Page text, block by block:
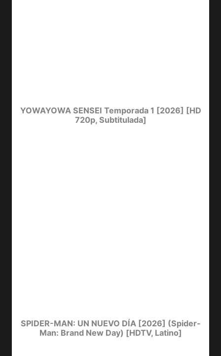
YOWAYOWA SENSEI Temporada 1 [2026] [HD
720p, Subtitulada]
SPIDER-MAN: UN NUEVO DÍA [2026] (Spider-
Man: Brand New Day) [HDTV, Latino]